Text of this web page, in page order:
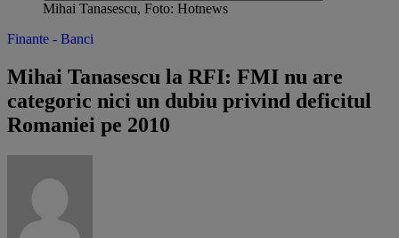
Mihai Tanasescu, Foto: Hotnews
Finante - Banci
Mihai Tanasescu la RFI: FMI nu are
categoric nici un dubiu privind deficitul
Romaniei pe 2010